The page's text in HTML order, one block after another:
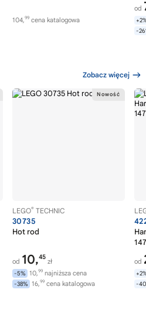
104,99 cena katalogowa
od
-
Zobacz więcej
LEGO® TECHNIC
30735
Hot rod
od 10,45
zł
-5% 10,99 najniższa cena
-38% 16,99 cena katalogowa
od
-